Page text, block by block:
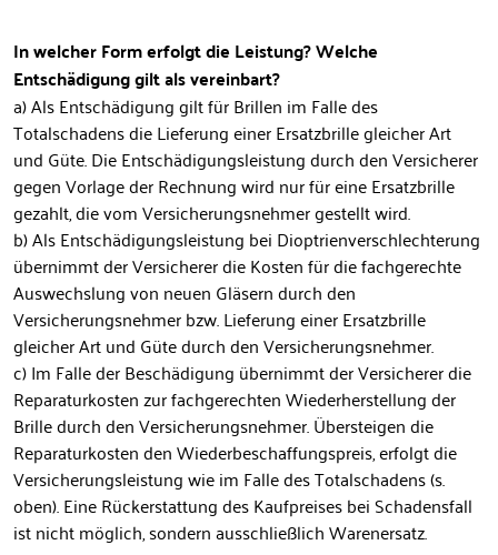
In welcher Form erfolgt die Leistung? Welche
Entschädigung gilt als vereinbart?
a) Als Entschädigung gilt für Brillen im Falle des
Totalschadens die Lieferung einer Ersatzbrille gleicher Art
und Güte. Die Entschädigungsleistung durch den Versicherer
gegen Vorlage der Rechnung wird nur für eine Ersatzbrille
gezahlt, die vom Versicherungsnehmer gestellt wird.
b) Als Entschädigungsleistung bei Dioptrienverschlechterung
übernimmt der Versicherer die Kosten für die fachgerechte
Auswechslung von neuen Gläsern durch den
Versicherungsnehmer bzw. Lieferung einer Ersatzbrille
gleicher Art und Güte durch den Versicherungsnehmer.
c) Im Falle der Beschädigung übernimmt der Versicherer die
Reparaturkosten zur fachgerechten Wiederherstellung der
Brille durch den Versicherungsnehmer. Übersteigen die
Reparaturkosten den Wiederbeschaffungspreis, erfolgt die
Versicherungsleistung wie im Falle des Totalschadens (s.
oben). Eine Rückerstattung des Kaufpreises bei Schadensfall
ist nicht möglich, sondern ausschließlich Warenersatz.